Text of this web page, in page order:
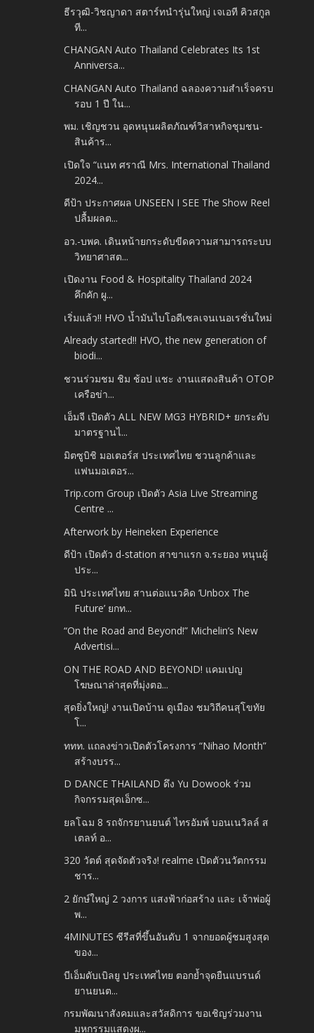
ธีรวุฒิ-วิชญาดา สตาร์ทนำรุ่นใหญ่ เจเอที คิวสกูล
ที...
CHANGAN Auto Thailand Celebrates Its 1st
Anniversa...
CHANGAN Auto Thailand ฉลองความสำเร็จครบ
รอบ 1 ปี ใน...
พม. เชิญชวน อุดหนุนผลิตภัณฑ์วิสาหกิจชุมชน-
สินค้าร...
เปิดใจ “แนท ศราณี Mrs. International Thailand
2024...
ดีป้า ประกาศผล UNSEEN I SEE The Show Reel
ปลื้มผลต...
อว.-บพค. เดินหน้ายกระดับขีดความสามารถระบบ
วิทยาศาสต...
เปิดงาน Food & Hospitality Thailand 2024
คึกคัก ผู...
เริ่มแล้ว!! HVO น้ำมันไบโอดีเซลเจนเนอเรชั่นใหม่
Already started!! HVO, the new generation of
biodi...
ชวนร่วมชม ชิม ช้อป แชะ งานแสดงสินค้า OTOP
เครือข่า...
เอ็มจี เปิดตัว ALL NEW MG3 HYBRID+ ยกระดับ
มาตรฐานไ...
มิตซูบิชิ มอเตอร์ส ประเทศไทย ชวนลูกค้าและ
แฟนมอเตอร...
Trip.com Group เปิดตัว Asia Live Streaming
Centre ...
Afterwork by Heineken Experience
ดีป้า เปิดตัว d-station สาขาแรก จ.ระยอง หนุนผู้
ประ...
มินิ ประเทศไทย สานต่อแนวคิด ‘Unbox The
Future’ ยกท...
“On the Road and Beyond!” Michelin’s New
Advertisi...
ON THE ROAD AND BEYOND! แคมเปญ
โฆษณาล่าสุดที่มุ่งตอ...
สุดยิ่งใหญ่! งานเปิดบ้าน ดูเมือง ชมวิถีคนสุโขทัย
โ...
ททท. แถลงข่าวเปิดตัวโครงการ “Nihao Month”
สร้างบรร...
D DANCE THAILAND ดึง Yu Dowook ร่วม
กิจกรรมสุดเอ็กซ...
ยลโฉม 8 รถจักรยานยนต์ ไทรอัมพ์ บอนเนวิลล์ ส
เตลท์ อ...
320 วัตต์ สุดจัดตัวจริง! realme เปิดตัวนวัตกรรม
ชาร...
2 ยักษ์ใหญ่ 2 วงการ แสงฟ้าก่อสร้าง และ เจ้าพ่อผู้
พ...
4MINUTES ซีรีสที่ขึ้นอันดับ 1 จากยอดผู้ชมสูงสุด
ของ...
บีเอ็มดับเบิลยู ประเทศไทย ตอกย้ำจุดยืนแบรนด์
ยานยนต...
กรมพัฒนาสังคมและสวัสดิการ ขอเชิญร่วมงาน
มหกรรมแสดงผ...